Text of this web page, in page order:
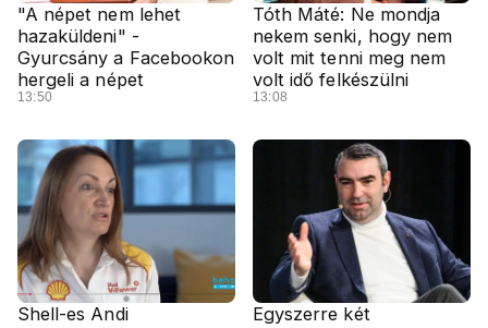
"A népet nem lehet
hazaküldeni" -
Gyurcsány a Facebookon
hergeli a népet
13:50
Tóth Máté: Ne mondja
nekem senki, hogy nem
volt mit tenni meg nem
volt idő felkészülni
13:08
Shell-es Andi
Egyszerre két